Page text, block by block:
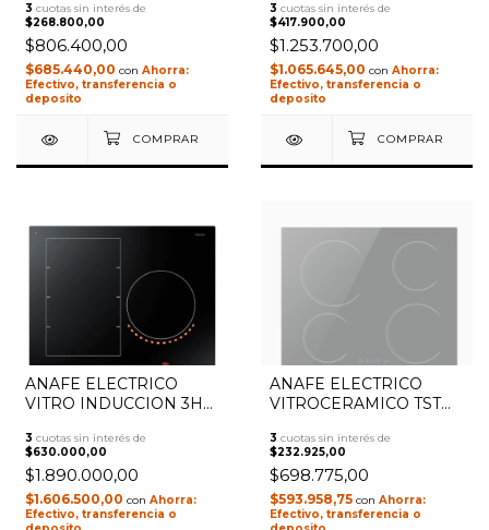
NIS841F TOUCH
3 cuotas sin interés de
$268.800,00
$806.400,00
$685.440,00 con
Efectivo, transferencia o
deposito
FUNDICION INOX
3 cuotas sin interés de
$417.900,00
$1.253.700,00
$1.065.645,00 con
Efectivo, transferencia o
deposito
ANAFE ELECTRICO
VITRO INDUCCION 3H
NZ63K7777BK VIRTUAL
FLAME
3 cuotas sin interés de
$630.000,00
$1.890.000,00
$1.606.500,00 con
Efectivo, transferencia o
1/3
ANAFE ELECTRICO
VITROCERAMICO TST
3 cuotas sin interés de
$232.925,00
$698.775,00
$593.958,75 con
Efectivo, transferencia o